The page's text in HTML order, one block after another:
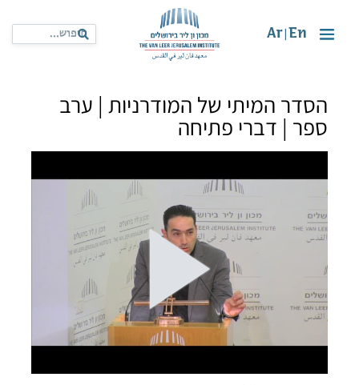
En
Ar
הסדר המיתי של המודרניות | ערב
ספר | דברי פתיחה